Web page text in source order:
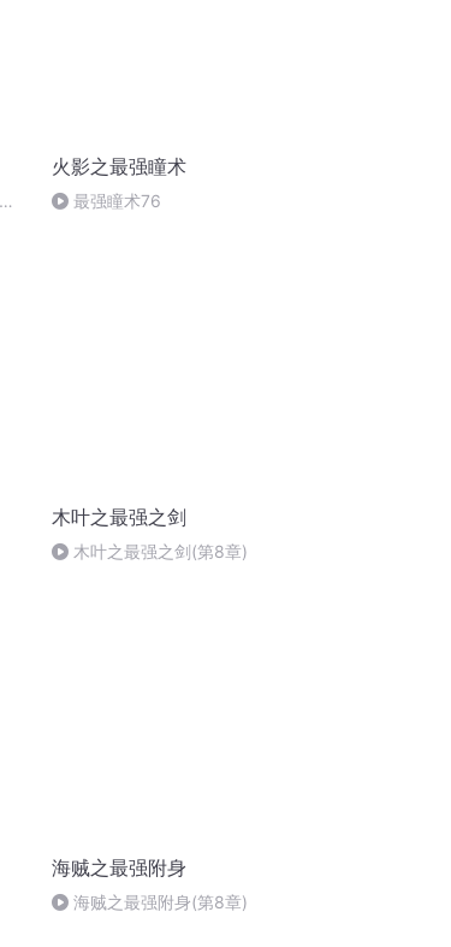
火影之最强瞳术
最强瞳术76
木叶之最强之剑
木叶之最强之剑(第8章)
海贼之最强附身
海贼之最强附身(第8章)